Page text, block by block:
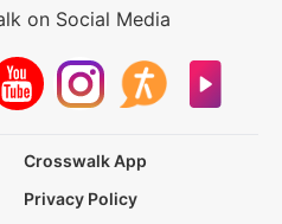
on Social Media
Crosswalk App
Privacy Policy